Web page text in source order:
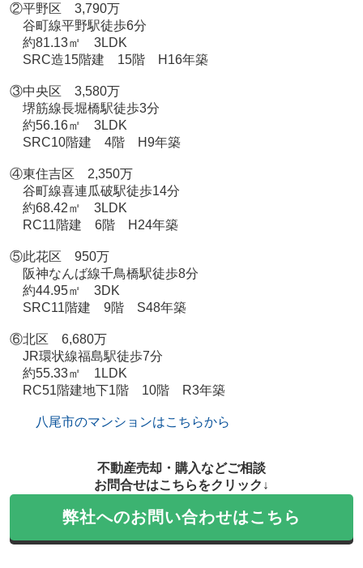
②平野区 3,790万
谷町線平野駅徒歩6分
約81.13㎡ 3LDK
SRC造15階建 15階 H16年築
③中央区 3,580万
堺筋線長堀橋駅徒歩3分
約56.16㎡ 3LDK
SRC10階建 4階 H9年築
④東住吉区 2,350万
谷町線喜連瓜破駅徒歩14分
約68.42㎡ 3LDK
RC11階建 6階 H24年築
⑤此花区 950万
阪神なんば線千鳥橋駅徒歩8分
約44.95㎡ 3DK
SRC11階建 9階 S48年築
⑥北区 6,680万
JR環状線福島駅徒歩7分
約55.33㎡ 1LDK
RC51階建地下1階 10階 R3年築
八尾市のマンションはこちらから
不動産売却・購入などご相談
お問合せはこちらをクリック↓
弊社へのお問い合わせはこちら